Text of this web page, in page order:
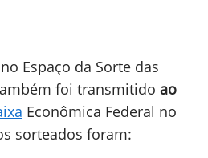
Espaço da Sorte das
foi transmitido ao
Econômica Federal no
sorteados foram: